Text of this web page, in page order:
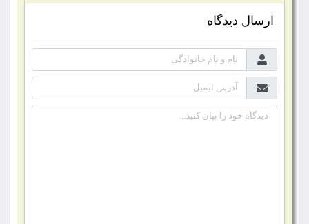
ارسال دیدگاه